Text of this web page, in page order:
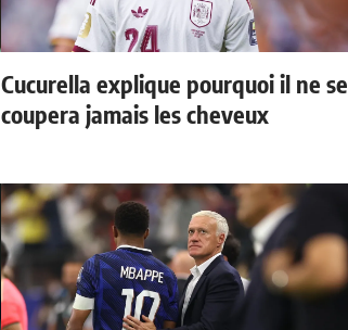
Cucurella explique pourquoi il ne se
coupera jamais les cheveux